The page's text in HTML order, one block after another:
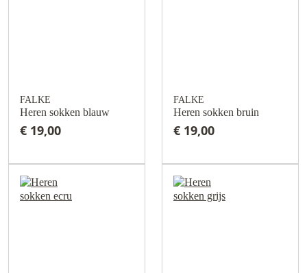
FALKE
Heren sokken blauw
€ 19,00
FALKE
Heren sokken bruin
€ 19,00